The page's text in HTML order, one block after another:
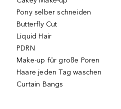
Pony selber schneiden
Butterfly Cut
Liquid Hair
PDRN
Make-up für große Poren
Haare jeden Tag waschen
Curtain Bangs